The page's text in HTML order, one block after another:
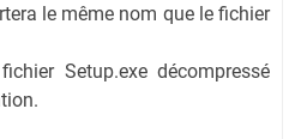
le même nom que le fichier
Setup.exe décompressé